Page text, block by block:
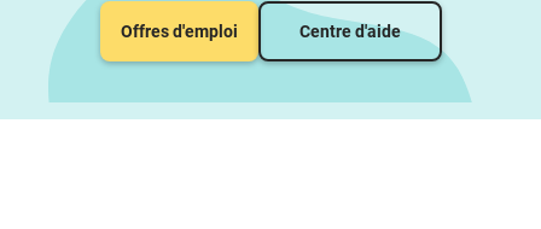
Offres d'emploi Centre d'aide